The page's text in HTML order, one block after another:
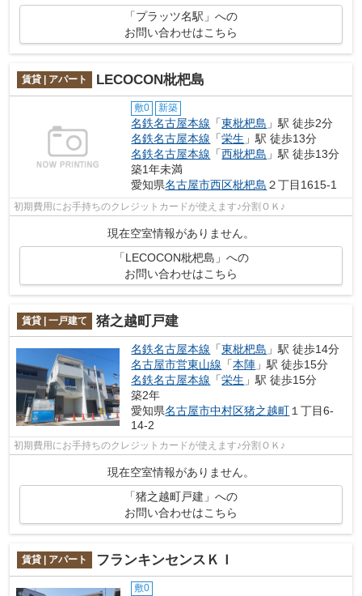
「プラッツ名駅」への
お問い合わせはこちら
賃貸 | アパート LECOCON枇杷島
敷0 新築
名鉄名古屋本線 「東枇杷島 」駅 徒歩2分
名鉄名古屋本線 「栄生 」駅 徒歩13分
名鉄名古屋本線 「西枇杷島 」駅 徒歩13分
築1年未満
愛知県名古屋市西区枇杷島 ２丁目1615-1
初期費用にお手持ちのクレジットカードが使えます♪分割ＯＫ♪
現在空室情報がありません。
「LECOCON枇杷島」への
お問い合わせはこちら
賃貸 | 一戸建て 猪之越町戸建
名鉄名古屋本線 「東枇杷島 」駅 徒歩14分
名古屋市営東山線 「本陣 」駅 徒歩15分
名鉄名古屋本線 「栄生 」駅 徒歩15分
築2年
愛知県名古屋市中村区猪之越町１丁目6-
14-2
初期費用にお手持ちのクレジットカードが使えます♪分割ＯＫ♪
現在空室情報がありません。
「猪之越町戸建」への
お問い合わせはこちら
賃貸 | アパート フランキンセンスＫＩ
敷0